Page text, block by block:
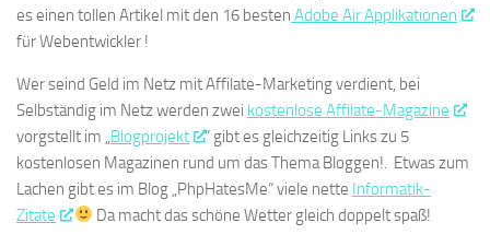
es einen tollen Artikel mit den 16 besten Adobe Air Applikationen
für Webentwickler !
Wer seind Geld im Netz mit Affilate-Marketing verdient, bei
Selbständig im Netz werden zwei kostenlose Affilate-Magazine
vorgstellt im „Blogprojekt
“ gibt es gleichzeitig Links zu 5
kostenlosen Magazinen rund um das Thema Bloggen!. Etwas zum
Lachen gibt es im Blog „PhpHatesMe“ viele nette Informatik-
Zitate
Da macht das schöne Wetter gleich doppelt spaß!